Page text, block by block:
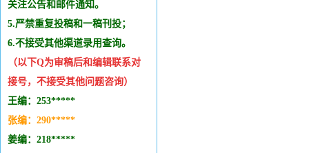
关注公告和邮件通知。
5.严禁重复投稿和一稿刊投；
6.不接受其他渠道录用查询。
（以下Q为审稿后和编辑联系对
接号，不接受其他问题咨询）
王编：253*****
张编：290*****
姜编：218*****